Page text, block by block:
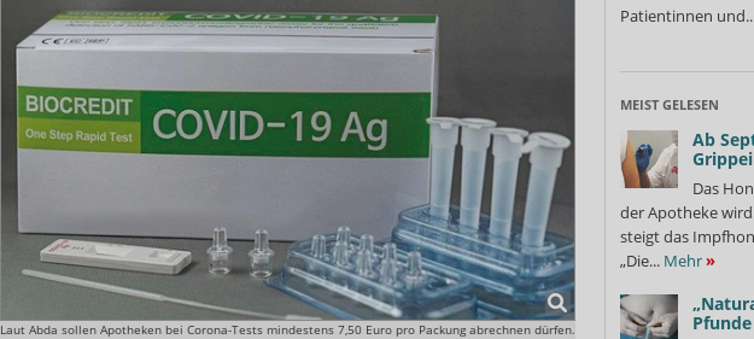
Laut Abda sollen Apotheken bei Corona-Tests mindestens 7,50 Euro pro Packung abrechnen dürfen.
Patientinnen
MEIST GELESEN
Ab
Das
der Apotheke
steigt das
„Die... Mehr»